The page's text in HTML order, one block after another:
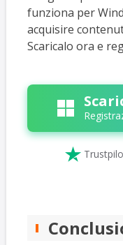
funziona per
acquisire
Scaricalo ora e
